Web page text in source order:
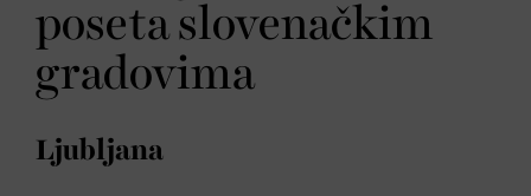
poseta slovenačkim
gradovima
Ljubljana